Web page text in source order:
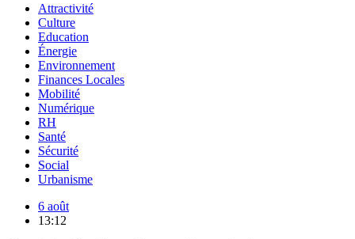
Attractivité
Culture
Education
Énergie
Environnement
Finances Locales
Mobilité
Numérique
RH
Santé
Sécurité
Social
Urbanisme
6 août
13:12